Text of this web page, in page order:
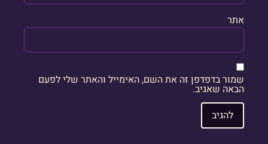
אתר
שמור בדפדפן זה את השם, האימייל והאתר שלי לפעם
הבאה שאגיב.